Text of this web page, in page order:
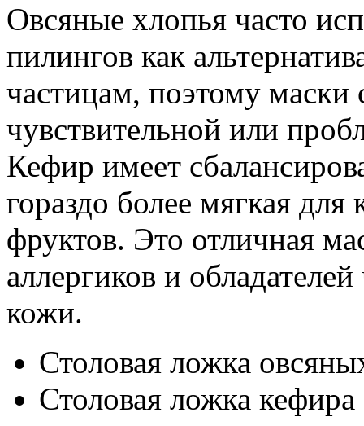
Овсяные хлопья часто
пилингов как
частицам, поэтому
чувствительной или
Кефир имеет
гораздо более мягкая
фруктов. Это отличная
аллергиков и
кожи.
Столовая ложка
Столовая ложка кефира